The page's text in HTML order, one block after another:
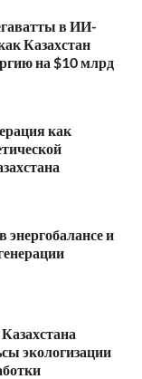
в ИИ-
Казахстан
на $10 млрд
как
и
экологизации